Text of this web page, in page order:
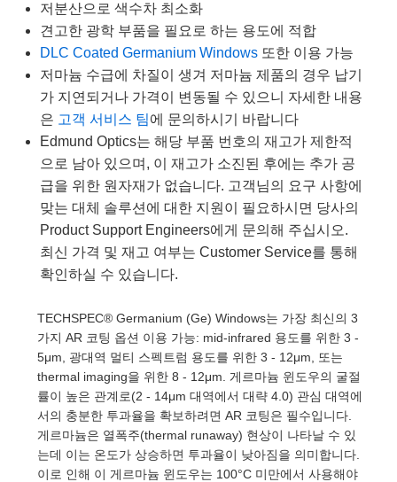
Sputtering) Coated Optics
Elements (DOE)
신제품
Lenses
Targets
Stage Micrometers
Mechanics
and Couplers
Microscopes
Interface Cameras
Development Systems
Optical Company
Components
Gratings™
저분산으로 색수차 최소화
견고한 광학 부품을 필요로 하는 용도에 적합
DLC Coated Germanium Windows 또한 이용 가능
저마늄 수급에 차질이 생겨 저마늄 제품의 경우 납기
가 지연되거나 가격이 변동될 수 있으니 자세한 내용
은 고객 서비스 팀에 문의하시기 바랍니다
Edmund Optics는 해당 부품 번호의 재고가 제한적
으로 남아 있으며, 이 재고가 소진된 후에는 추가 공
급을 위한 원자재가 없습니다. 고객님의 요구 사항에
맞는 대체 솔루션에 대한 지원이 필요하시면 당사의
Product Support Engineers에게 문의해 주십시오.
최신 가격 및 재고 여부는 Customer Service를 통해
확인하실 수 있습니다.
TECHSPEC® Germanium (Ge) Windows는 가장 최신의 3
가지 AR 코팅 옵션 이용 가능: mid-infrared 용도를 위한 3 -
5μm, 광대역 멀티 스펙트럼 용도를 위한 3 - 12μm, 또는
thermal imaging을 위한 8 - 12μm. 게르마늄 윈도우의 굴절
률이 높은 관계로(2 - 14μm 대역에서 대략 4.0) 관심 대역에
서의 충분한 투과율을 확보하려면 AR 코팅은 필수입니다.
게르마늄은 열폭주(thermal runaway) 현상이 나타날 수 있
는데 이는 온도가 상승하면 투과율이 낮아짐을 의미합니다.
이로 인해 이 게르마늄 윈도우는 100°C 미만에서 사용해야